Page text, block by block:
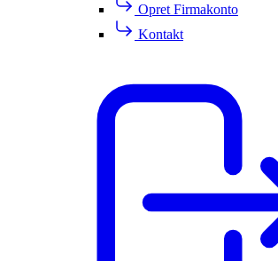
Opret Firmakonto
Kontakt